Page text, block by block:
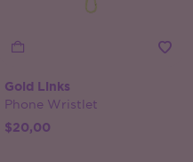
Gold Links
Phone Wristlet
$20,00